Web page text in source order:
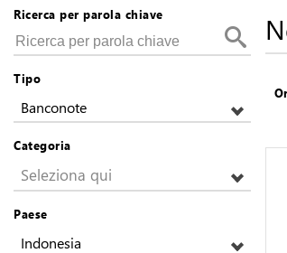
Ricerca per parola chiave
Tipo
Banconote
Categoria
Seleziona qui
Paese
Indonesia